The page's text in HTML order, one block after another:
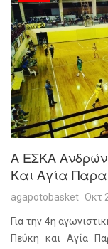
Α ΕΣΚΑ
Και Αγία
agapotobasket Οκτ
Για την 4η
Πεύκη και Αγία